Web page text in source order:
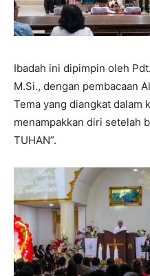
Ibadah ini dipimpin oleh
M.Si., dengan pembacaan
Tema yang diangkat dalam
menampakkan diri setelah
TUHAN”.